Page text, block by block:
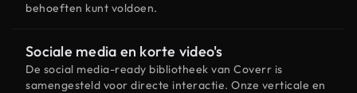
behoeften kunt voldoen.
Sociale media en korte video's
De social media-ready bibliotheek van Coverr is
samengesteld voor directe interactie. Onze verticale en